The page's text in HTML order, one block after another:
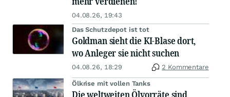
04.08.26, 19:43
Das Schutzdepot ist tot
Goldman sieht die KI-Blase dort,
wo Anleger sie nicht suchen
04.08.26, 18:29 2 Kommentare
Ölkrise mit vollen Tanks